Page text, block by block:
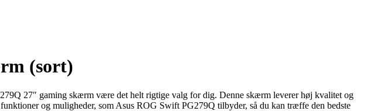
(sort)
27″ gaming skærm være det helt rigtige valg for dig. Denne skærm leverer høj kvalitet og
og muligheder, som Asus ROG Swift PG279Q tilbyder, så du kan træffe den bedste